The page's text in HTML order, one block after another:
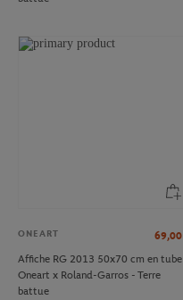
ONEART 69,00
Affiche RG 2013 50x70 cm en tube
Oneart x Roland-Garros - Terre
battue